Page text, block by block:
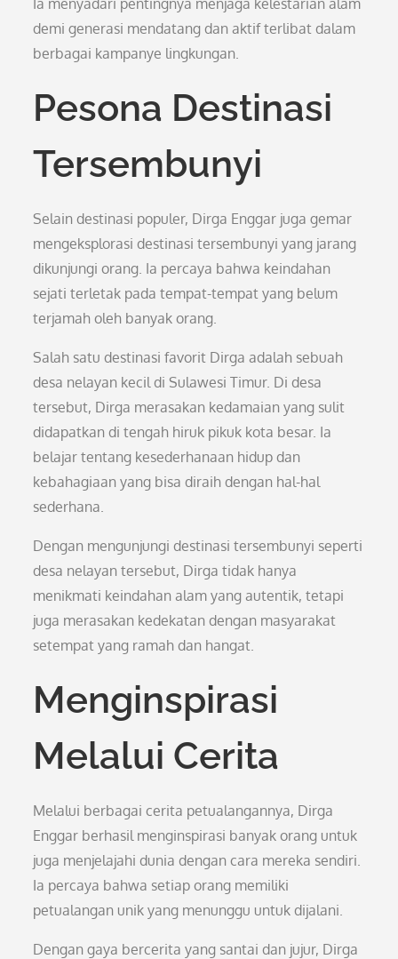
Ia menyadari pentingnya menjaga kelestarian alam
demi generasi mendatang dan aktif terlibat dalam
berbagai kampanye lingkungan.
Pesona Destinasi
Tersembunyi
Selain destinasi populer, Dirga Enggar juga gemar
mengeksplorasi destinasi tersembunyi yang jarang
dikunjungi orang. Ia percaya bahwa keindahan
sejati terletak pada tempat-tempat yang belum
terjamah oleh banyak orang.
Salah satu destinasi favorit Dirga adalah sebuah
desa nelayan kecil di Sulawesi Timur. Di desa
tersebut, Dirga merasakan kedamaian yang sulit
didapatkan di tengah hiruk pikuk kota besar. Ia
belajar tentang kesederhanaan hidup dan
kebahagiaan yang bisa diraih dengan hal-hal
sederhana.
Dengan mengunjungi destinasi tersembunyi seperti
desa nelayan tersebut, Dirga tidak hanya
menikmati keindahan alam yang autentik, tetapi
juga merasakan kedekatan dengan masyarakat
setempat yang ramah dan hangat.
Menginspirasi
Melalui Cerita
Melalui berbagai cerita petualangannya, Dirga
Enggar berhasil menginspirasi banyak orang untuk
juga menjelajahi dunia dengan cara mereka sendiri.
Ia percaya bahwa setiap orang memiliki
petualangan unik yang menunggu untuk dijalani.
Dengan gaya bercerita yang santai dan jujur, Dirga